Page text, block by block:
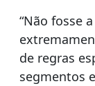
“Não fosse
de regras
segmentos